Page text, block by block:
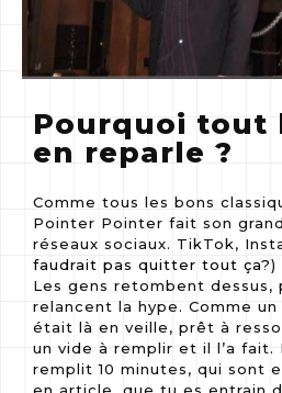
Pourquoi tout
en reparle ?
Comme tous les bons
Pointer Pointer fait son
réseaux sociaux. TikTok,
faudrait pas quitter tout ça?)
Les gens retombent
relancent la hype. Comme
était là en veille, prêt à
un vide à remplir et il l’a fait.
remplit 10 minutes, qui sont
Lab Guide
#blog #instagram
:
•••
Pourquoi et
comment
quitter Spotify
serait le cadeau